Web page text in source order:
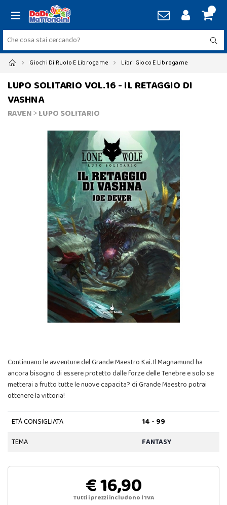
Giochi Di Ruolo E Librogame Libri Gioco E Librogame
LUPO SOLITARIO VOL.16 - IL RETAGGIO DI
VASHNA
RAVEN>LUPO SOLITARIO
Continuano le avventure del Grande Maestro Kai. Il Magnamund ha
ancora bisogno di essere protetto dalle forze delle Tenebre e solo se
metterai a frutto tutte le nuove capacita? di Grande Maestro potrai
ottenere la vittoria!
ETÀ CONSIGLIATA
14 - 99
TEMA
FANTASY
€ 16,90
Tutti i prezzi includono l'IVA